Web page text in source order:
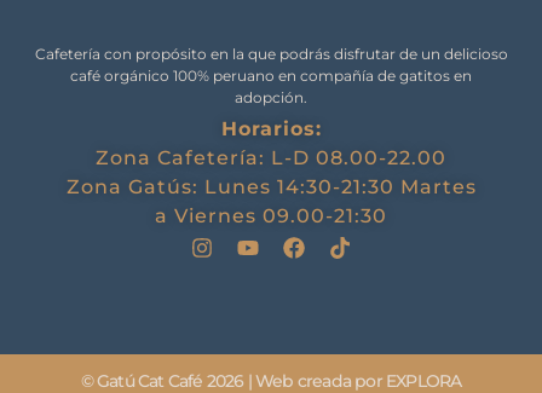
Cafetería con propósito en la que podrás disfrutar de un delicioso
café orgánico 100% peruano en compañía de gatitos en
adopción.
Horarios:
Zona Cafetería: L-D 08.00-22.00
Zona Gatús: Lunes 14:30-21:30 Martes
a Viernes 09.00-21:30
© Gatú Cat Café 2026 | Web creada por EXPLORA